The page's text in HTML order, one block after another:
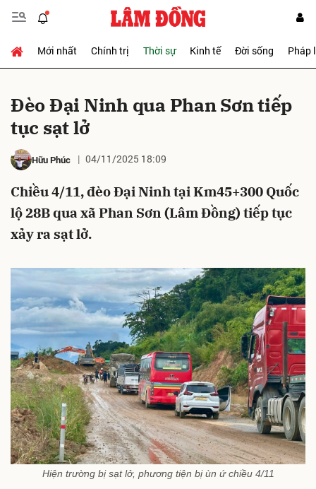
Mới nhất Chính trị Thời sự Kinh tế Đời sống Pháp
Đèo Đại Ninh qua Phan Sơn tiếp
tục sạt lở
Hữu Phúc 04/11/2025 18:09
Chiều 4/11, đèo Đại Ninh tại Km45+300 Quốc
lộ 28B qua xã Phan Sơn (Lâm Đồng) tiếp tục
xảy ra sạt lở.
Hiện trường bị sạt lở, phương tiện bị ùn ứ chiều 4/11
Gửi bình luận
Hủy Gửi